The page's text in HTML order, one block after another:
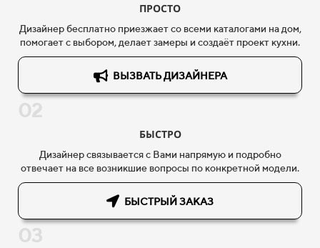
ПРОСТО
Дизайнер бесплатно приезжает со всеми каталогами на дом,
помогает с выбором, делает замеры и создаёт проект кухни.
ВЫЗВАТЬ ДИЗАЙНЕРА
02
БЫСТРО
Дизайнер связывается с Вами напрямую и подробно
отвечает на все возникшие вопросы по конкретной модели.
БЫСТРЫЙ ЗАКАЗ
03